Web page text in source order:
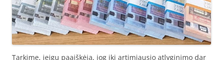
Tarkime, jeigu paaiškėja, jog iki artimiausio atlyginimo dar